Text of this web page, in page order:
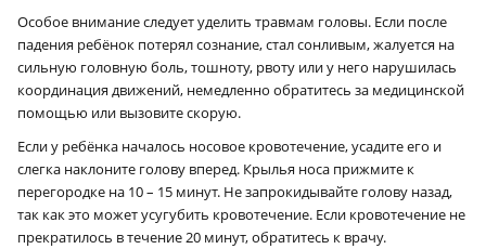
Особое внимание следует уделить травмам головы. Если после
падения ребёнок потерял сознание, стал сонливым, жалуется на
сильную головную боль, тошноту, рвоту или у него нарушилась
координация движений, немедленно обратитесь за медицинской
помощью или вызовите скорую.
Если у ребёнка началось носовое кровотечение, усадите его и
слегка наклоните голову вперед. Крылья носа прижмите к
перегородке на 10 – 15 минут. Не запрокидывайте голову назад,
так как это может усугубить кровотечение. Если кровотечение не
прекратилось в течение 20 минут, обратитесь к врачу.